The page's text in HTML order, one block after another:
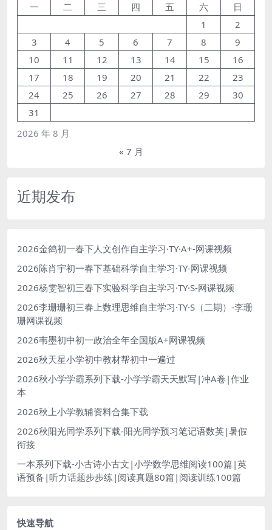
2026 年 8 月
一 二 三 四 五 六
日
1
2
3
4 5 6 7 8
9
10
11 12 13 14 15
16
17
18 19 20 21 22
23
24
25 26 27 28 29
30
31
« 7 月
近期发布
2026金鸽初一春下人文创作自主学习·TY·A+-网课视频
2026陈肖宇初一春下基础科学自主学习·TY-网课视频
2026杨雯智初三春下实验科学自主学习·TY·S-网课视频
2026李珊珊初三春上数理思维自主学习·TY·S（二期）-李珊
珊网课视频
2026韦墨初中初一政治全年全国版A+网课视频
2026秋天星小学初中教材帮初中一遍过
2026秋小学学霸系列下载-小学学霸天天默写|冲A卷|作业
本
2026秋上小学教辅资料合集下载
2026秋阳光同学系列下载-阳光同学预习笔记语数英|暑假
衔接
一本系列下载-小古诗小古文|小学数学思维阅读100篇|英
语预备|听力话题步步练|阅读真题80篇|阅读训练100篇
快速导航